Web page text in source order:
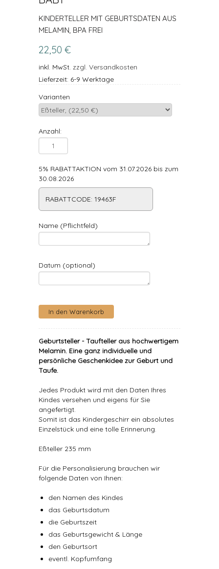
KINDERTELLER MIT GEBURTSDATEN AUS
MELAMIN, BPA FREI
22,50 €
inkl. MwSt. zzgl. Versandkosten
Lieferzeit: 6-9 Werktage
Varianten
Anzahl:
5% RABATTAKTION vom 31.07.2026 bis zum
30.08.2026
RABATTCODE: 19463F
Name (Pflichtfeld)
Datum (optional)
Geburtsteller - Taufteller aus hochwertigem
Melamin. Eine ganz individuelle und
persönliche Geschenkidee zur Geburt und
Taufe.
Jedes Produkt wird mit den Daten Ihres
Kindes versehen und eigens für Sie
angefertigt.
Somit ist das Kindergeschirr ein absolutes
Einzelstück und eine tolle Erinnerung.
Eßteller 235 mm
Für die Personalisierung brauchen wir
folgende Daten von Ihnen:
den Namen des Kindes
das Geburtsdatum
die Geburtszeit
das Geburtsgewicht & Länge
den Geburtsort
eventl. Kopfumfang